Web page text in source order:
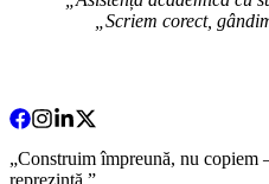
„Scriem corect,
„Construim împreună, nu